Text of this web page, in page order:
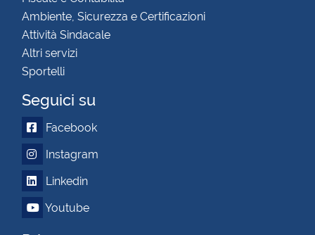
Ambiente, Sicurezza e Certificazioni
Attività Sindacale
Altri servizi
Sportelli
Seguici su
Facebook
Instagram
Linkedin
Youtube